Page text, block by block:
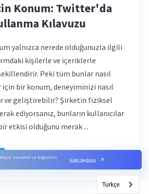
Tweetleri ve beğenileri
Şimdi Kaydolun
Konum: Twitter'da
Kılavuzu
yalnızca nerede olduğunuzla ilgili
kişilerle ve içeriklerle
Peki tüm bunlar nasıl
bir konum, deneyiminizi nasıl
ve geliştirebilir? Şirketin fiziksel
ediyorsanız, bunların kullanıcılar
etkisi olduğunu merak ...
Türkçe